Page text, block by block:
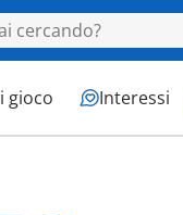
gioco Interessi